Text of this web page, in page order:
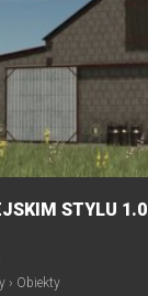
STYLU
› Obiekty